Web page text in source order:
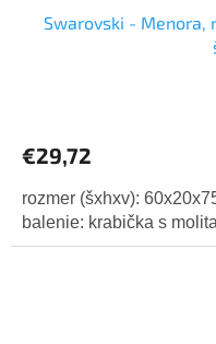
Swarovski - Menora,
€29,72
rozmer (šxhxv):
balenie: krabička s